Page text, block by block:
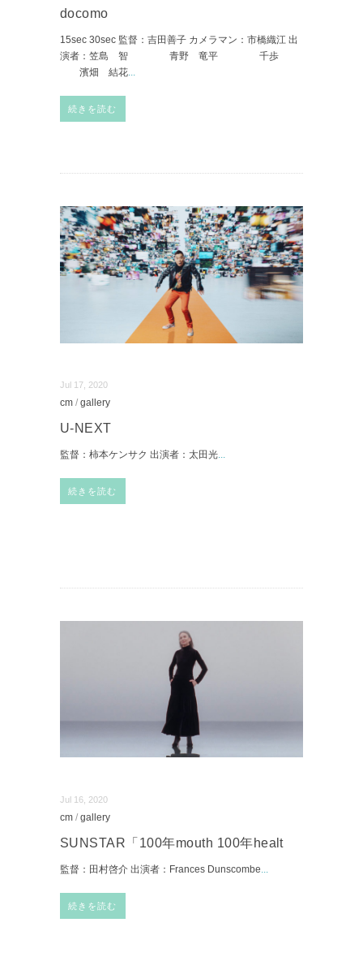
docomo
15sec 30sec 監督：吉田善子 カメラマン：市橋織江 出
演者：笠島 智 青野 竜平 千歩
濱畑 結花...
続きを読む
Jul 17, 2020
cm / gallery
U-NEXT
監督：柿本ケンサク 出演者：太田光...
続きを読む
Jul 16, 2020
cm / gallery
SUNSTAR「100年mouth 100年healt
監督：田村啓介 出演者：Frances Dunscombe...
続きを読む